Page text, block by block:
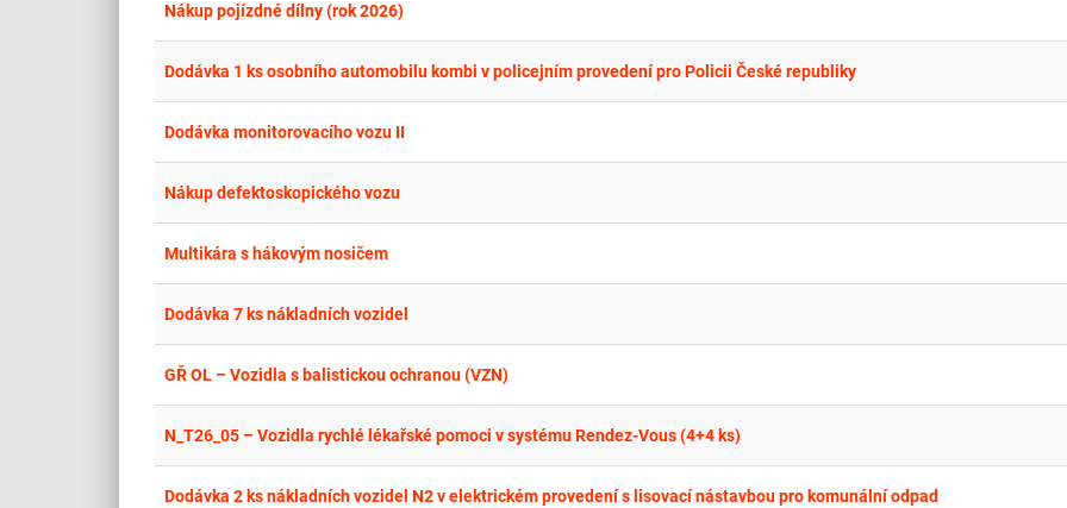
Nákup pojízdné dílny (rok 2026)
Dodávka 1 ks osobního automobilu kombi v policejním provedení pro Policii České republiky
Dodávka monitorovacího vozu II
Nákup defektoskopického vozu
Multikára s hákovým nosičem
Dodávka 7 ks nákladních vozidel
GŘ OL – Vozidla s balistickou ochranou (VZN)
N_T26_05 – Vozidla rychlé lékařské pomoci v systému Rendez-Vous (4+4 ks)
Dodávka 2 ks nákladních vozidel N2 v elektrickém provedení s lisovací nástavbou pro komunální odpad